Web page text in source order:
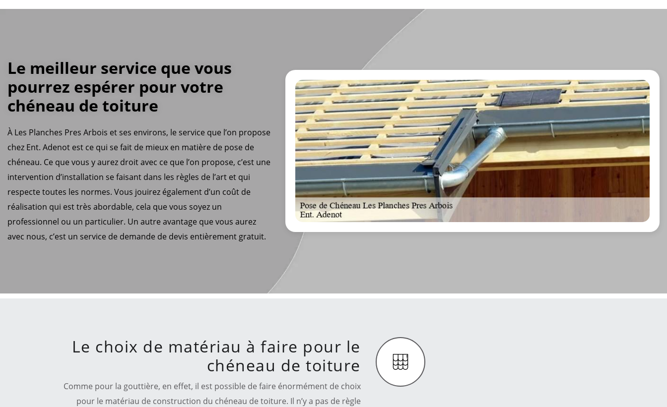
Le meilleur service que vous
pourrez espérer pour votre
chéneau de toiture
À Les Planches Pres Arbois et ses environs, le service que l’on propose
chez Ent. Adenot est ce qui se fait de mieux en matière de pose de
chéneau. Ce que vous y aurez droit avec ce que l’on propose, c’est une
intervention d’installation se faisant dans les règles de l’art et qui
respecte toutes les normes. Vous jouirez également d’un coût de
réalisation qui est très abordable, cela que vous soyez un
professionnel ou un particulier. Un autre avantage que vous aurez
avec nous, c’est un service de demande de devis entièrement gratuit.
Le choix de matériau à faire pour le
chéneau de toiture
Comme pour la gouttière, en effet, il est possible de faire énormément de choix
pour le matériau de construction du chéneau de toiture. Il n’y a pas de règle